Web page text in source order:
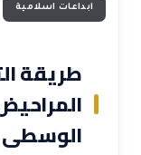
ابداعات اسلامية
طريقة
الوسطى